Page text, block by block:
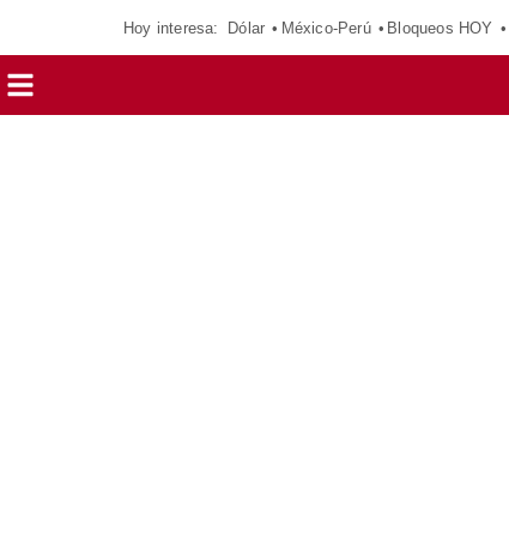
Hoy interesa: Dólar México-Perú Bloqueos HOY